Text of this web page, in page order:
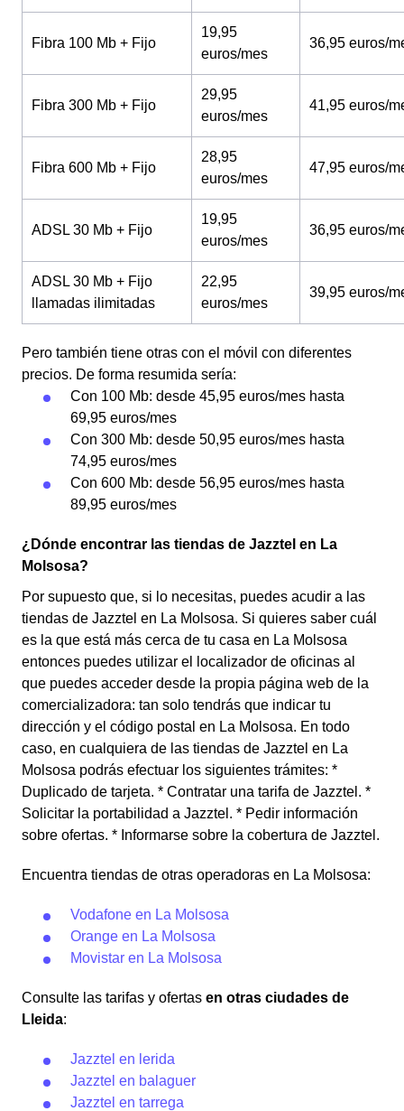
Fibra 100 Mb + Fijo
19,95
euros/mes
36,95 euros/
Fibra 300 Mb + Fijo
29,95
euros/mes
41,95 euros/
Fibra 600 Mb + Fijo
28,95
euros/mes
47,95 euros/
ADSL 30 Mb + Fijo
19,95
euros/mes
36,95 euros/
ADSL 30 Mb + Fijo
llamadas ilimitadas
22,95
euros/mes
39,95 euros/
Pero también tiene otras con el móvil con diferentes
precios. De forma resumida sería:
Con 100 Mb: desde 45,95 euros/mes hasta
69,95 euros/mes
Con 300 Mb: desde 50,95 euros/mes hasta
74,95 euros/mes
Con 600 Mb: desde 56,95 euros/mes hasta
89,95 euros/mes
¿Dónde encontrar las tiendas de Jazztel en La
Molsosa?
Por supuesto que, si lo necesitas, puedes acudir a las
tiendas de Jazztel en La Molsosa. Si quieres saber cuál
es la que está más cerca de tu casa en La Molsosa
entonces puedes utilizar el localizador de oficinas al
que puedes acceder desde la propia página web de la
comercializadora: tan solo tendrás que indicar tu
dirección y el código postal en La Molsosa. En todo
caso, en cualquiera de las tiendas de Jazztel en La
Molsosa podrás efectuar los siguientes trámites: *
Duplicado de tarjeta. * Contratar una tarifa de Jazztel. *
Solicitar la portabilidad a Jazztel. * Pedir información
sobre ofertas. * Informarse sobre la cobertura de Jazztel.
Encuentra tiendas de otras operadoras en La Molsosa:
Vodafone en La Molsosa
Orange en La Molsosa
Movistar en La Molsosa
Consulte las tarifas y ofertas en otras ciudades de
Lleida:
Jazztel en lerida
Jazztel en balaguer
Jazztel en tarrega